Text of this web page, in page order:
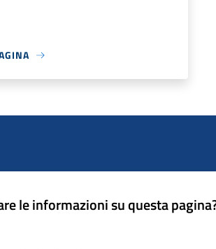
le informazioni su questa